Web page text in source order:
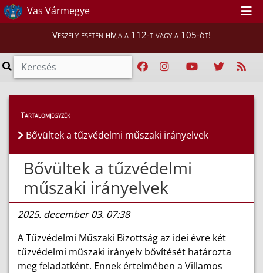
Vas Vármegye
Veszély esetén hívja a 112-t vagy a 105-öt!
Híreink > Hírek
Tartalomjegyzék
Bővültek a tűzvédelmi műszaki irányelvek
Bővültek a tűzvédelmi
műszaki irányelvek
2025. december 03. 07:38
A Tűzvédelmi Műszaki Bizottság az idei évre két
tűzvédelmi műszaki irányelv bővítését határozta
meg feladatként. Ennek értelmében a Villamos